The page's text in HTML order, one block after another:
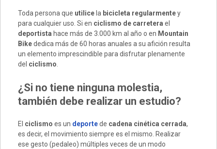
Toda persona que utilice la bicicleta regularmentey
para cualquier uso. Si en ciclismo de carretera el
deportista hace más de 3.000 km al año o en Mountain
Bikededica más de 60 horas anuales a su afición resulta
un elemento imprescindible para disfrutar plenamente
del ciclismo
¿Si no tiene ninguna molestia,
también debe realizar un estudio?
El ciclismo es un deportede cadena cinética cerrada,
es decir, el movimiento siempre es el mismo. Realizar
ese gesto (pedaleo) múltiples veces de un modo